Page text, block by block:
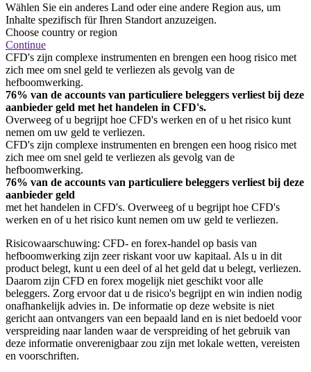
Wählen Sie ein anderes Land oder eine andere Region aus, um
Inhalte spezifisch für Ihren Standort anzuzeigen.
Choose country or region
Continue
CFD's zijn complexe instrumenten en brengen een hoog risico met
zich mee om snel geld te verliezen als gevolg van de
hefboomwerking.
76% van de accounts van particuliere beleggers verliest bij deze
aanbieder geld met het handelen in CFD's.
Overweeg of u begrijpt hoe CFD's werken en of u het risico kunt
nemen om uw geld te verliezen.
CFD's zijn complexe instrumenten en brengen een hoog risico met
zich mee om snel geld te verliezen als gevolg van de
hefboomwerking.
76% van de accounts van particuliere beleggers verliest bij deze
aanbieder geld
met het handelen in CFD's. Overweeg of u begrijpt hoe CFD's
werken en of u het risico kunt nemen om uw geld te verliezen.
Risicowaarschuwing: CFD- en forex-handel op basis van
hefboomwerking zijn zeer riskant voor uw kapitaal. Als u in dit
product belegt, kunt u een deel of al het geld dat u belegt, verliezen.
Daarom zijn CFD en forex mogelijk niet geschikt voor alle
beleggers. Zorg ervoor dat u de risico's begrijpt en win indien nodig
onafhankelijk advies in. De informatie op deze website is niet
gericht aan ontvangers van een bepaald land en is niet bedoeld voor
verspreiding naar landen waar de verspreiding of het gebruik van
deze informatie onverenigbaar zou zijn met lokale wetten, vereisten
en voorschriften.